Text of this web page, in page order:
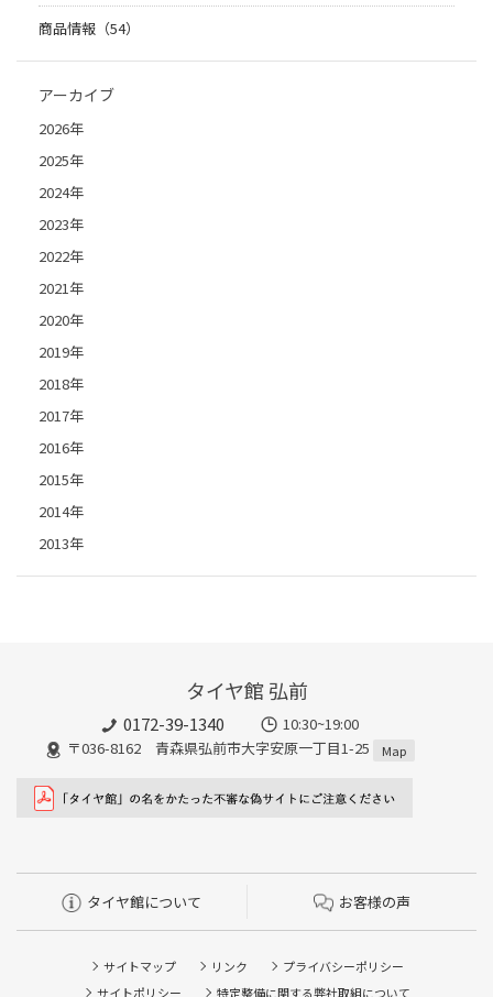
商品情報（54）
アーカイブ
2026年
2025年
2024年
2023年
2022年
2021年
2020年
2019年
2018年
2017年
2016年
2015年
2014年
2013年
タイヤ館 弘前
0172-39-1340
10:30~19:00
〒036-8162 青森県弘前市大字安原一丁目1-25
Map
タイヤ館について お客様の声
サイトマップ リンク
プライバシーポリシー
サイトポリシー
特定整備に関する弊社取組について